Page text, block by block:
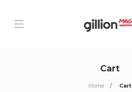
Cart
Home Cart